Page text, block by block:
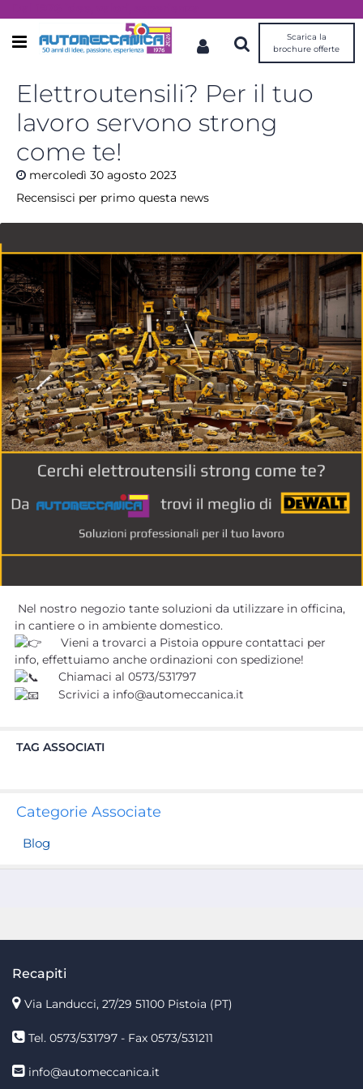
Open menu
Scarica la
brochure offerte
Elettroutensili? Per il tuo
lavoro servono strong
come te!
mercoledì 30 agosto 2023
Recensisci per primo questa news
Nel nostro negozio tante soluzioni da utilizzare in officina,
in cantiere o in ambiente domestico.
Vieni a trovarci a Pistoia oppure contattaci per
info, effettuiamo anche ordinazioni con spedizione!
Chiamaci al 0573/531797
Scrivici a info@automeccanica.it
TAG ASSOCIATI
Categorie Associate
Blog
Recapiti
Via Landucci, 27/29 51100 Pistoia (PT)
Tel. 0573/531797 - Fax 0573/531211
info@automeccanica.it